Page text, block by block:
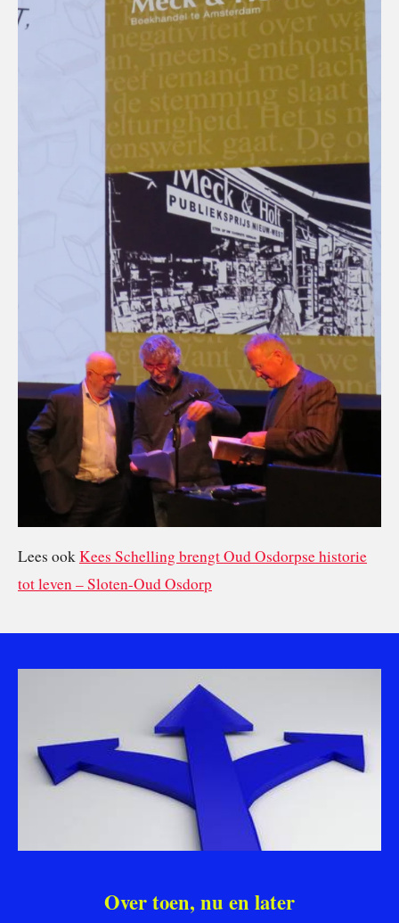
Lees ookKees Schelling brengt Oud Osdorpse historie
tot leven – Sloten-Oud Osdorp
Over toen, nu en later